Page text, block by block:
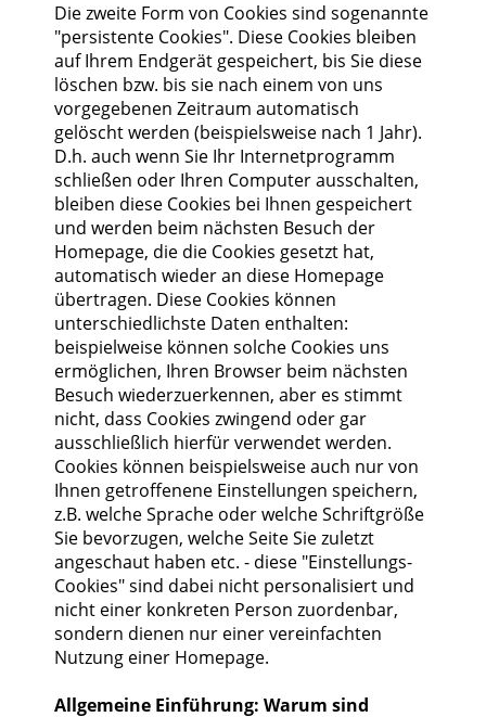
Die zweite Form von Cookies sind sogenannte
"persistente Cookies". Diese Cookies bleiben
auf Ihrem Endgerät gespeichert, bis Sie diese
löschen bzw. bis sie nach einem von uns
vorgegebenen Zeitraum automatisch
gelöscht werden (beispielsweise nach 1 Jahr).
D.h. auch wenn Sie Ihr Internetprogramm
schließen oder Ihren Computer ausschalten,
bleiben diese Cookies bei Ihnen gespeichert
und werden beim nächsten Besuch der
Homepage, die die Cookies gesetzt hat,
automatisch wieder an diese Homepage
übertragen. Diese Cookies können
unterschiedlichste Daten enthalten:
beispielweise können solche Cookies uns
ermöglichen, Ihren Browser beim nächsten
Besuch wiederzuerkennen, aber es stimmt
nicht, dass Cookies zwingend oder gar
ausschließlich hierfür verwendet werden.
Cookies können beispielsweise auch nur von
Ihnen getroffenene Einstellungen speichern,
z.B. welche Sprache oder welche Schriftgröße
Sie bevorzugen, welche Seite Sie zuletzt
angeschaut haben etc. - diese "Einstellungs-
Cookies" sind dabei nicht personalisiert und
nicht einer konkreten Person zuordenbar,
sondern dienen nur einer vereinfachten
Nutzung einer Homepage.
Allgemeine Einführung: Warum sind